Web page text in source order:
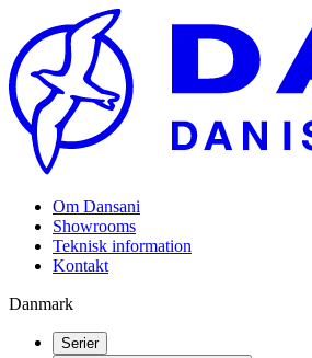
Om Dansani
Showrooms
Teknisk information
Kontakt
Danmark
Serier